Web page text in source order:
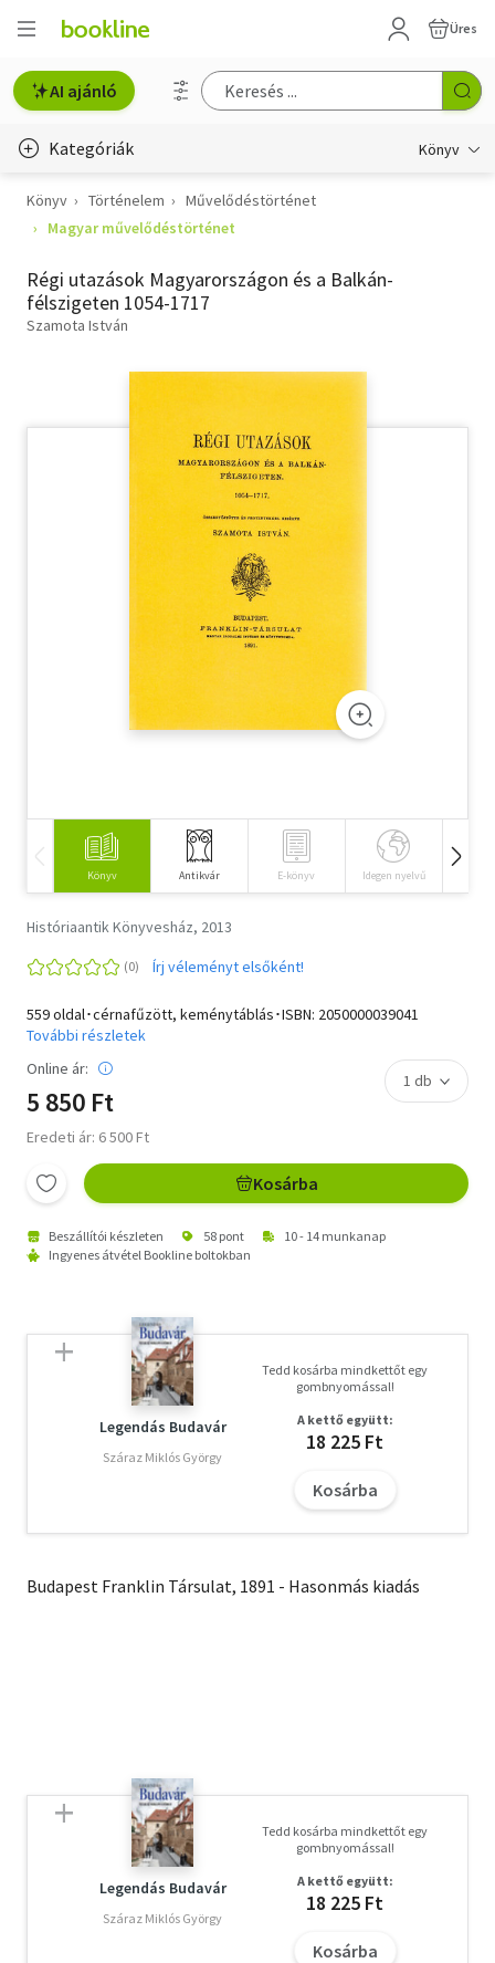
Üres
AI ajánló
Kategóriák Könyv
Életmód, egészség
Gyermek- és ifjúsági
Szótár, nyelvkönyv
Tankönyv, segédkönyv
Társadalomtudomány
Természettudomány
Könyv Történelem
Művelődéstörténet
Magyar művelődéstörténet
Régi utazások Magyarországon és a Balkán-
félszigeten 1054-1717
Szamota István
Könyv Antikvár E-könyv Idegen nyelvű
Históriaantik Könyvesház, 2013
Írj véleményt elsőként!
559 oldal･cérnafűzött, keménytáblás･ISBN: 2050000039041
További részletek
Online ár:
5 850 Ft
Eredeti ár: 6 500 Ft
Kosárba
Beszállítói készleten 58 pont
10 - 14 munkanap
Ingyenes átvétel Bookline boltokban
Legendás Budavár
Száraz Miklós György
Tedd kosárba mindkettőt egy
gombnyomással!
A kettő együtt:
18 225 Ft
Kosárba
Budapest Franklin Társulat, 1891 - Hasonmás kiadás
Legendás Budavár
Száraz Miklós György
Tedd kosárba mindkettőt egy
gombnyomással!
A kettő együtt:
18 225 Ft
Kosárba